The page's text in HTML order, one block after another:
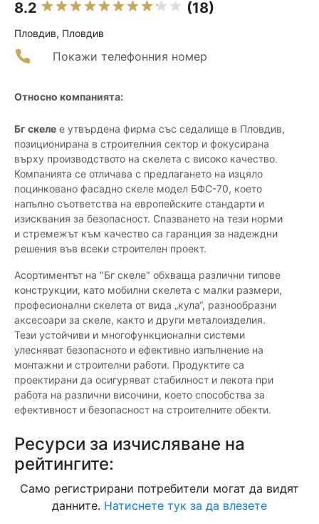
8.2 (18)
Пловдив, Пловдив
Покажи телефонния номер
Относно компанията:
Бг скеле е утвърдена фирма със седалище в Пловдив,
позиционирана в строителния сектор и фокусирана
върху производството на скелета с високо качество.
Компанията се отличава с предлагането на изцяло
поцинковано фасадно скеле модел БФС-70, което
напълно съответства на европейските стандарти и
изисквания за безопасност. Спазването на тези норми
и стремежът към качество са гаранция за надеждни
решения във всеки строителен проект.
Асортиментът на "Бг скеле" обхваща различни типове
конструкции, като мобилни скелета с малки размери,
професионални скелета от вида „кула“, разнообразни
аксесоари за скеле, както и други металоизделия.
Тези устойчиви и многофункционални системи
улесняват безопасното и ефективно изпълнение на
монтажни и строителни работи. Продуктите са
проектирани да осигуряват стабилност и лекота при
работа на различни височини, което способства за
ефективност и безопасност на строителните обекти.
Ресурси за изчисляване на
рейтингите:
Само регистрирани потребители могат да видят
данните. Натиснете тук за да влезете